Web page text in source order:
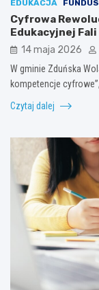
EDUKACJA
Cyfrowa
Edukacyjnej Fali
14 maja 2026
W gminie Zduńska
kompetencje
Czytaj dalej